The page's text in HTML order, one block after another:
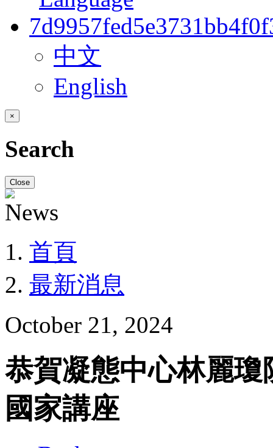
中文
English
×
Search
Close
首頁
最新消息
October 21, 2024
恭賀凝態中心林麗瓊
國家講座